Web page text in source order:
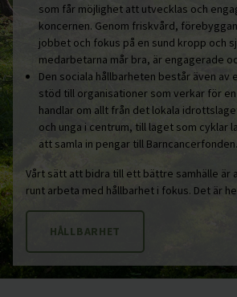
som får möjlighet att utvecklas och
koncernen. Genom friskvård,
jobbet och fokus på en sund kropp och
medarbetarna mår bra, är engagerade
Den sociala hållbarheten består även av
stöd till organisationer som verkar för
handlar om allt från det lokala
och unga i centrum, till laget som cyklar
att samla in pengar till Barncancerfonden.
Vårt sätt att bidra till ett bättre samhälle är
runt arbeta med hållbarhet i fokus. Det är
HÅLLBARHET